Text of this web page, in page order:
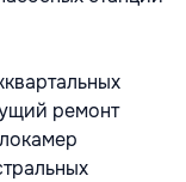
ремонт